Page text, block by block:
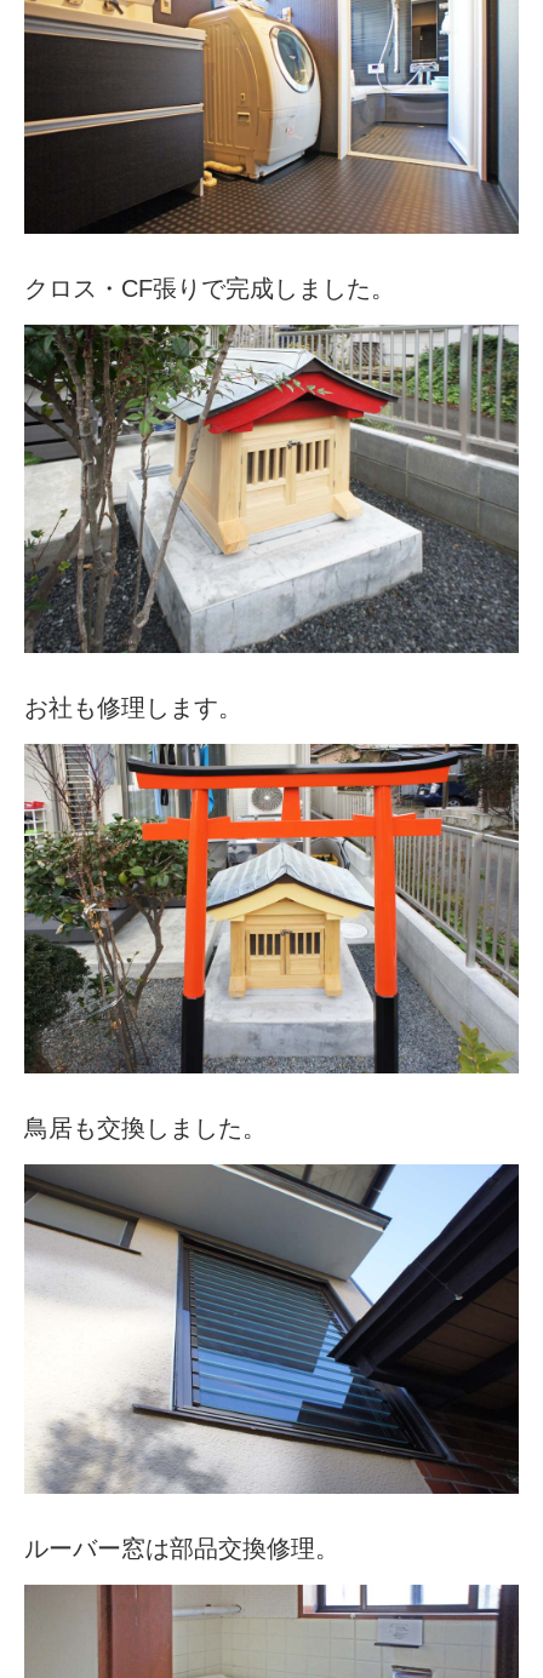
クロス・CF張りで完成しました。
お社も修理します。
鳥居も交換しました。
ルーバー窓は部品交換修理。